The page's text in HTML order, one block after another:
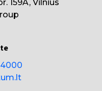
159A, Vilnius